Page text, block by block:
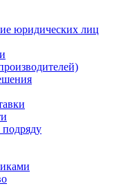
юридических лиц